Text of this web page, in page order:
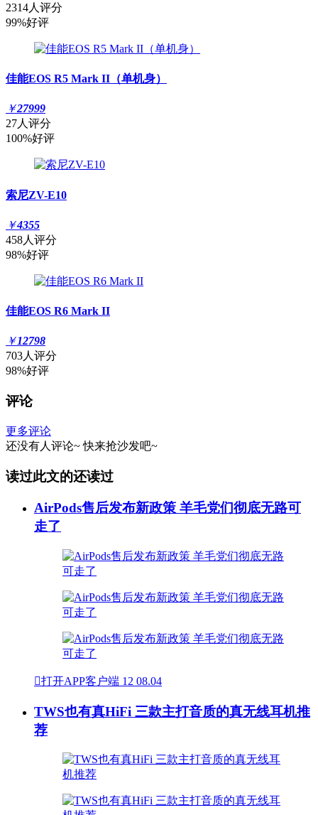
2314人评分
99%好评
佳能EOS R5 Mark II（单机身）
￥27999
27人评分
100%好评
索尼ZV-E10
￥4355
458人评分
98%好评
佳能EOS R6 Mark II
￥12798
703人评分
98%好评
评论
更多评论
还没有人评论~ 快来抢沙发吧~
读过此文的还读过
AirPods售后发布新政策 羊毛党们彻底无路可
走了
打开APP客户端 12 08.04
TWS也有真HiFi 三款主打音质的真无线耳机推
荐